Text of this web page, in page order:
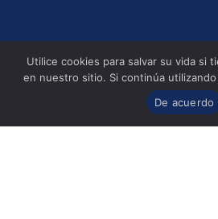
Utilice cookies para salvar su vida si
en nuestro sitio. Si continúa
De acuerdo